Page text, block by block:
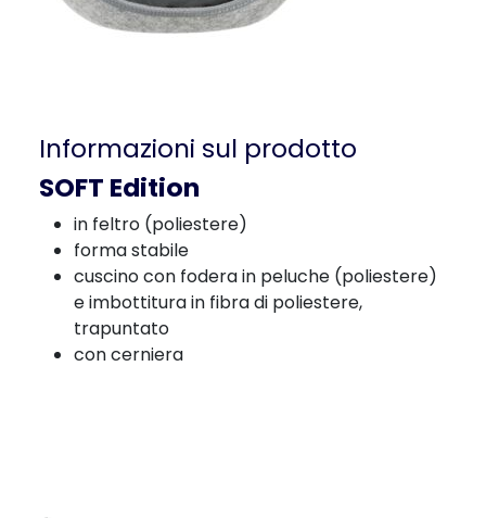
Informazioni sul prodotto
SOFT Edition
in feltro (poliestere)
forma stabile
cuscino con fodera in peluche (poliestere)
e imbottitura in fibra di poliestere,
trapuntato
con cerniera